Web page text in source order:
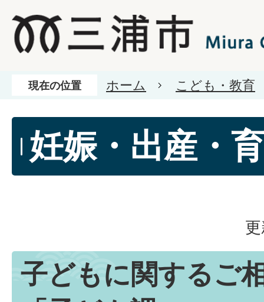
現在の位置 ホーム こども・教育
妊娠・出産・
子どもに関するご